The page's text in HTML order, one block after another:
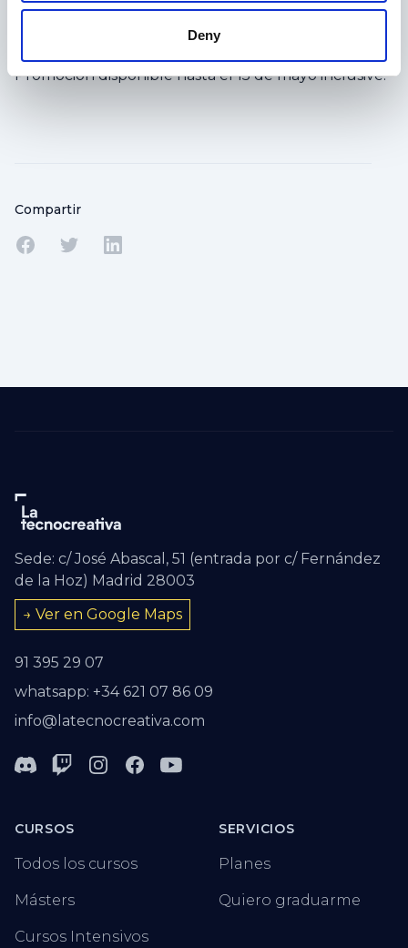
Deny
nuestros cursos online utilizando el código:
Promoción disponible hasta el 15 de mayo inclusive.*
Compartir
Compartir en Facebook
Compartir en Twitter
Compartir en Linkedin
Sede: c/ José Abascal, 51 (entrada por c/ Fernández
de la Hoz) Madrid 28003
→ Ver en Google Maps
91 395 29 07
whatsapp: +34 621 07 86 09
info@latecnocreativa.com
DiscordTwitchInstagramFacebookYoutube
CURSOS
Todos los cursos
Másters
Cursos Intensivos
SERVICIOS
Planes
Quiero graduarme